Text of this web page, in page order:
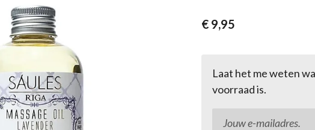
€ 9,95
Laat het me weten
voorraad is.